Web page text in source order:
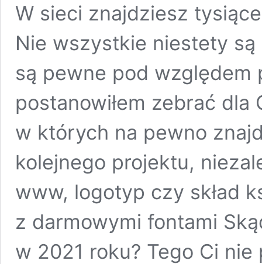
W sieci znajdziesz
Nie wszystkie niestety
są pewne pod względem
postanowiłem zebrać
w których na pewno
kolejnego projektu,
www, logotyp czy skład
z darmowymi fontami
w 2021 roku? Tego Ci